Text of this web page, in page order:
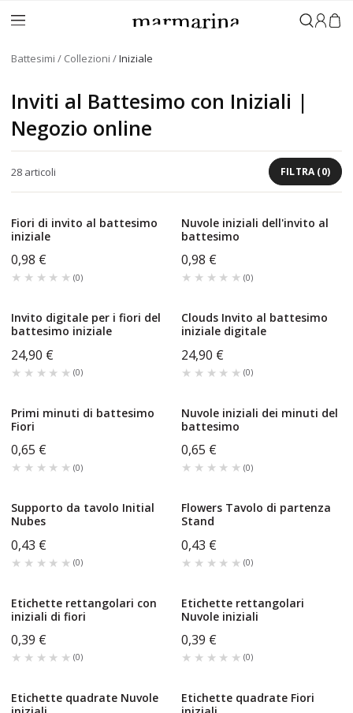
Accedi
Battesimi Collezioni Iniziale
Inviti al Battesimo con Iniziali |
Negozio online
FILTRA(0)
28 articoli
Fiori di invito al battesimo
iniziale
0,98 €
★★★★★
★★★★★ (0)
Nuvole iniziali dell'invito al
battesimo
0,98 €
★★★★★
★★★★★ (0)
Invito digitale per i fiori del
battesimo iniziale
24,90 €
★★★★★
★★★★★ (0)
Clouds Invito al battesimo
iniziale digitale
24,90 €
★★★★★
★★★★★ (0)
Primi minuti di battesimo
Fiori
0,65 €
★★★★★
★★★★★ (0)
Nuvole iniziali dei minuti del
battesimo
0,65 €
★★★★★
★★★★★ (0)
Supporto da tavolo Initial
Nubes
0,43 €
★★★★★
★★★★★ (0)
Flowers Tavolo di partenza
Stand
0,43 €
★★★★★
★★★★★ (0)
Etichette rettangolari con
iniziali di fiori
0,39 €
★★★★★
★★★★★ (0)
Etichette rettangolari
Nuvole iniziali
0,39 €
★★★★★
★★★★★ (0)
Etichette quadrate Nuvole
Etichette quadrate Fiori